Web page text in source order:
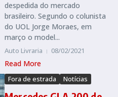
despedida do mercado
brasileiro. Segundo o colunista
do UOL Jorge Moraes, em
março o model...
Auto Livraria 08/02/2021
Read More
Fora de estrada Notícias